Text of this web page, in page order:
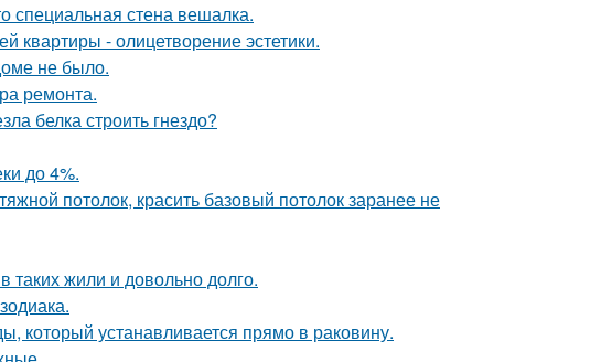
специальная стена вешалка.
квартиры - олицетворение эстетики.
не было.
ремонта.
белка строить гнездо?
до 4%.
потолок, красить базовый потолок заранее не
таких жили и довольно долго.
который устанавливается прямо в раковину.